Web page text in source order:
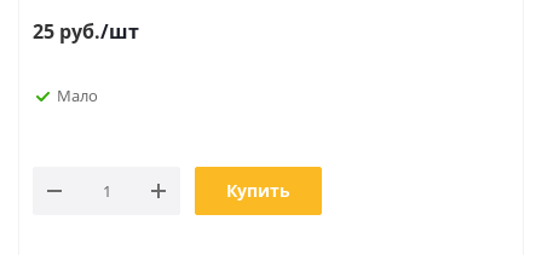
25 руб./шт
Мало
Купить